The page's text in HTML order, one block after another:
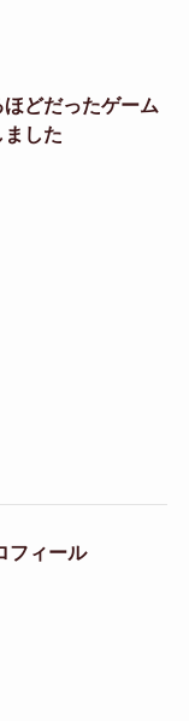
どだったゲーム
した
フィール